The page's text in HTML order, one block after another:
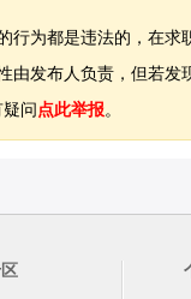
为都是违法的，在求
发布人负责，但若发
问点此举报。